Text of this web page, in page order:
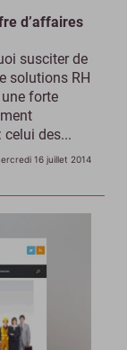
d’affaires
susciter de
solutions RH
forte
des...
16 juillet 2014